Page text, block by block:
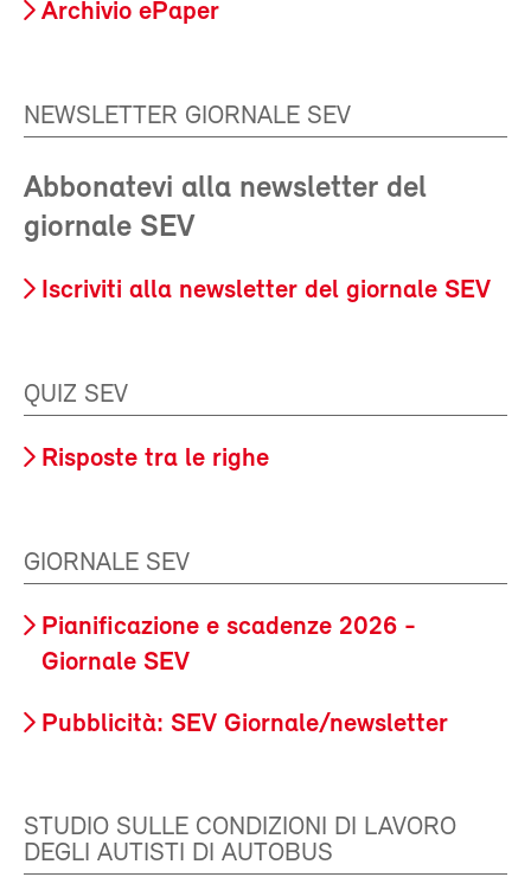
Archivio ePaper
NEWSLETTER GIORNALE SEV
Abbonatevi alla newsletter del
giornale SEV
Iscriviti alla newsletter del giornale SEV
QUIZ SEV
Risposte tra le righe
GIORNALE SEV
Pianificazione e scadenze 2026 -
Giornale SEV
Pubblicità: SEV Giornale/newsletter
STUDIO SULLE CONDIZIONI DI LAVORO
DEGLI AUTISTI DI AUTOBUS